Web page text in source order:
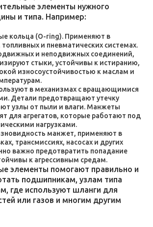
элементы нужного
и типа. Например:
кольца (O-ring). Применяют в
топливных и пневматических системах.
и неподвижных соединений,
стыки, устойчивы к истиранию,
износоустойчивостью к маслам и
в механизмах с вращающимися
Детали предотвращают утечку
узлы от пыли и влаги. Манжеты
для агрегатов, которые работают под
нагрузками.
манжет, применяют в
трансмиссиях, насосах и других
важно предотвратить попадание
к агрессивным средам.
элементы помогают правильно и
подшипникам, узлам типа
где используют шланги для
или газов и многим другим